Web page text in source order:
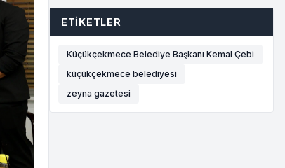
ETIKETLER
Küçükçekmece Belediye Başkanı Kemal Çebi
küçükçekmece belediyesi
zeyna gazetesi